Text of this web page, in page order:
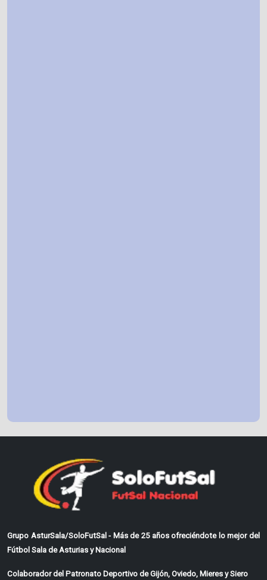
Grupo AsturSala/SoloFutSal - Más de 25 años ofreciéndote lo mejor del
Fútbol Sala de Asturias y Nacional
Colaborador del Patronato Deportivo de Gijón, Oviedo, Mieres y Siero